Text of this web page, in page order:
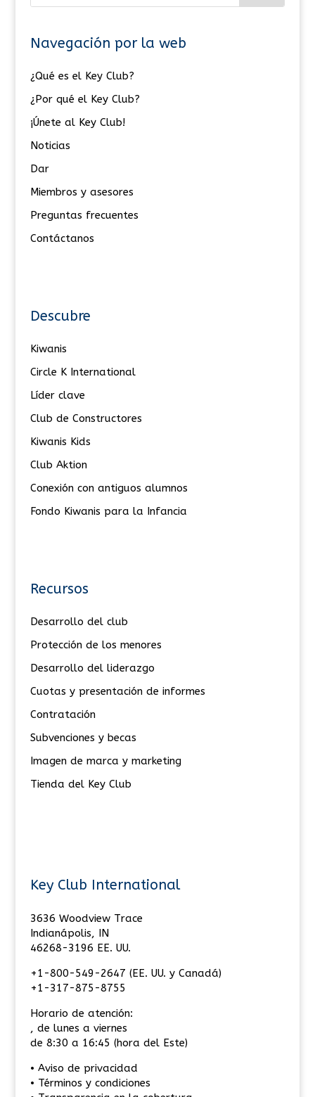
Navegación por la web
¿Qué es el Key Club?
¿Por qué el Key Club?
¡Únete al Key Club!
Noticias
Dar
Miembros y asesores
Preguntas frecuentes
Contáctanos
Descubre
Kiwanis
Circle K International
Líder clave
Club de Constructores
Kiwanis Kids
Club Aktion
Conexión con antiguos alumnos
Fondo Kiwanis para la Infancia
Recursos
Desarrollo del club
Protección de los menores
Desarrollo del liderazgo
Cuotas y presentación de informes
Contratación
Subvenciones y becas
Imagen de marca y marketing
Tienda del Key Club
Key Club International
3636 Woodview Trace
Indianápolis, IN
46268-3196 EE. UU.
+1-800-549-2647 (EE. UU. y Canadá)
+1-317-875-8755
Horario de atención:
, de lunes a viernes
de 8:30 a 16:45 (hora del Este)
• Aviso de privacidad
• Términos y condiciones